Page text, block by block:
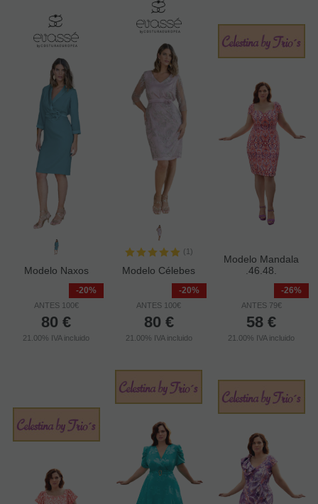
Modelo Naxos
-20%
ANTES 100€
80 €
21.00% IVA incluido
(1)
Modelo Célebes
-20%
ANTES 100€
80 €
21.00% IVA incluido
Modelo Mandala
.46.48.
-26%
ANTES 79€
58 €
21.00% IVA incluido